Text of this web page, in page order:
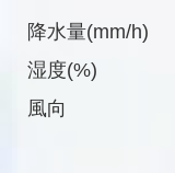
降水量(mm/h)
湿度(%)
風向